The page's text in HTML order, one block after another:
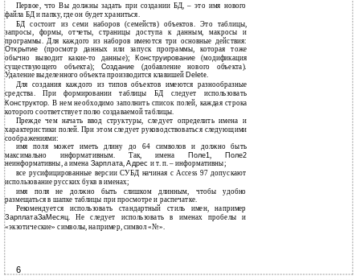
Первое, что Вы должны задать при создании БД, – это имя нового
файла БД и папку, где он будет храниться.
БД состоит из семи наборов (семейств) объектов. Это таблицы,
запросы, формы, отчеты, страницы доступа к данным, макросы и
программы. Для каждого из наборов имеются три основные действия:
Открытие (просмотр данных или запуск программы, которая тоже
обычно выводит какие-то данные); Конструирование(модификация
существующего объекта); Создание(добавление нового объекта).
Удаление выделенного объекта производится клавишей Delete.
Для создания каждого из типов объектов имеются разнообразные
средства. При формировании таблицы БД следует использовать
Конструктор . В нем необходимо заполнить список полей, каждая строка
которого соответствует полю создаваемой таблицы.
Прежде чем начать ввод структуры, следует определить имена и
характеристики полей. При этом следует руководствоваться следующими
соображениями:
имя поля может иметь длину до 64 символов и должно быть
максимально информативным. Так, имена Поле1, Поле2
неинформативны, а имена Зарплата,Адреси т. п. – информативны;
все русифицированные версии СУБД начиная с Access 97 допускают
использование русских букв в именах;
имя поля не должно быть слишком длинным, чтобы удобно
размещаться в шапке таблицы при просмотре и распечатке.
Рекомендуется использовать стандартный стиль имен, например
ЗарплатаЗаМесяц. Не следует использовать в именах пробелы и
«экзотические» символы, например, символ «№».
6